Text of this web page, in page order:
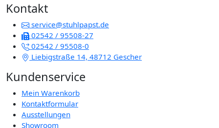
Kontakt
service@stuhlpapst.de
02542 / 95508-27
02542 / 95508-0
Liebigstraße 14, 48712 Gescher
Kundenservice
Mein Warenkorb
Kontaktformular
Ausstellungen
Showroom